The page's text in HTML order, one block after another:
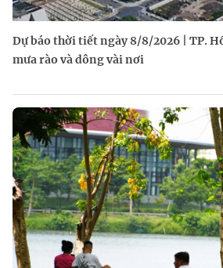
Dự báo thời tiết ngày 8/8/2026 | TP.
mưa rào và dông vài nơi